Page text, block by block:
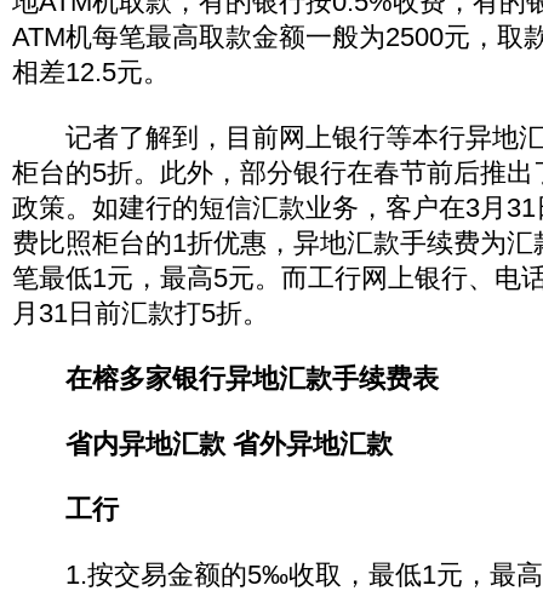
ATM机每笔最高取款金额一般为2500元，取
相差12.5元。
记者了解到，目前网上银行等本行异地
柜台的5折。此外，部分银行在春节前后推
政策。如建行的短信汇款业务，客户在3月
费比照柜台的1折优惠，异地汇款手续费为
笔最低1元，最高5元。而工行网上银行、电
月31日前汇款打5折。
在榕多家银行异地汇款手续费表
省内异地汇款 省外异地汇款
工行
1.按交易金额的5‰收取，最低1元，最高